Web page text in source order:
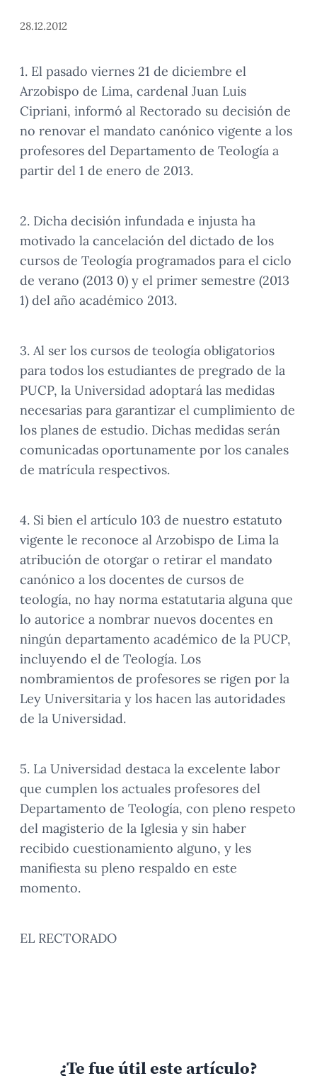
28.12.2012
1. El pasado viernes 21 de diciembre el
Arzobispo de Lima, cardenal Juan Luis
Cipriani, informó al Rectorado su decisión de
no renovar el mandato canónico vigente a los
profesores del Departamento de Teología a
partir del 1 de enero de 2013.
2. Dicha decisión infundada e injusta ha
motivado la cancelación del dictado de los
cursos de Teología programados para el ciclo
de verano (2013 0) y el primer semestre (2013
1) del año académico 2013.
3. Al ser los cursos de teología obligatorios
para todos los estudiantes de pregrado de la
PUCP, la Universidad adoptará las medidas
necesarias para garantizar el cumplimiento de
los planes de estudio. Dichas medidas serán
comunicadas oportunamente por los canales
de matrícula respectivos.
4. Si bien el artículo 103 de nuestro estatuto
vigente le reconoce al Arzobispo de Lima la
atribución de otorgar o retirar el mandato
canónico a los docentes de cursos de
teología, no hay norma estatutaria alguna que
lo autorice a nombrar nuevos docentes en
ningún departamento académico de la PUCP,
incluyendo el de Teología. Los
nombramientos de profesores se rigen por la
Ley Universitaria y los hacen las autoridades
de la Universidad.
5. La Universidad destaca la excelente labor
que cumplen los actuales profesores del
Departamento de Teología, con pleno respeto
del magisterio de la Iglesia y sin haber
recibido cuestionamiento alguno, y les
manifiesta su pleno respaldo en este
momento.
EL RECTORADO
¿Te fue útil este artículo?